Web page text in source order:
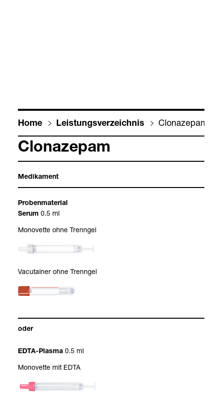
Home Leis­tungs­ver­zeich­nis Clo­na­ze­pam
Clo­na­ze­pam
Medi­ka­ment
Pro­ben­ma­te­rial
Serum 0.5 ml
Mono­vette ohne Trenn­gel
Vacu­tai­ner ohne Trenn­gel
oder
EDTA-​Plasma 0.5 ml
Mono­vette mit EDTA